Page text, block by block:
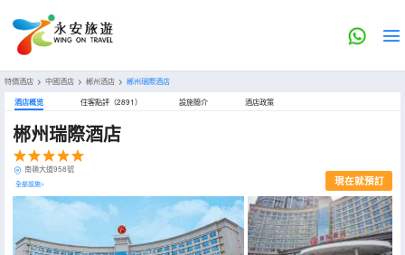
特價酒店 > 中國酒店 > 郴州酒店 > 郴州瑞際酒店
酒店概览 住客點評（2891） 設施簡介 酒店政策
郴州瑞際酒店
南嶺大道958號
全部設施> 現在就預訂